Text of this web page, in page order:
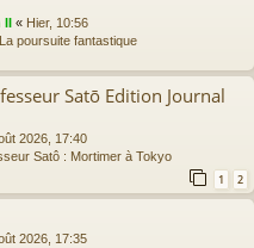
II « Hier, 10:56
poursuite fantastique
Satō Edition Journal
2026, 17:40
Satô : Mortimer à Tokyo
1 2
2026, 17:35